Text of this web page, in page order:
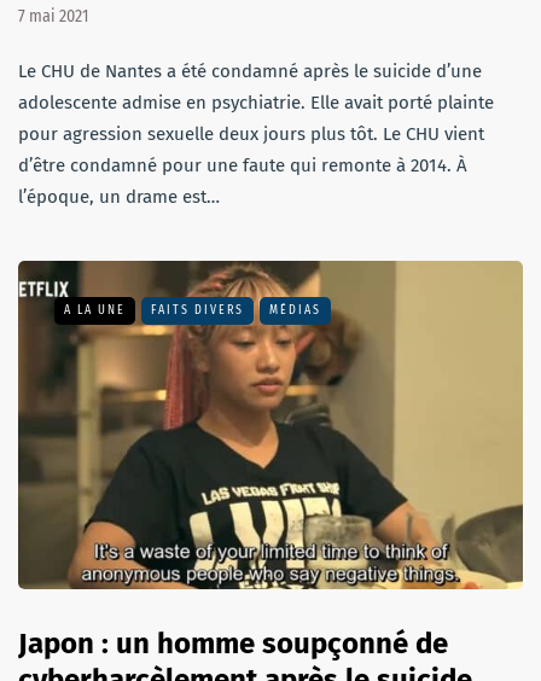
7 mai 2021
Le CHU de Nantes a été condamné après le suicide d’une
adolescente admise en psychiatrie. Elle avait porté plainte
pour agression sexuelle deux jours plus tôt. Le CHU vient
d’être condamné pour une faute qui remonte à 2014. À
l’époque, un drame est…
A LA UNE FAITS DIVERS MÉDIAS
Japon : un homme soupçonné de